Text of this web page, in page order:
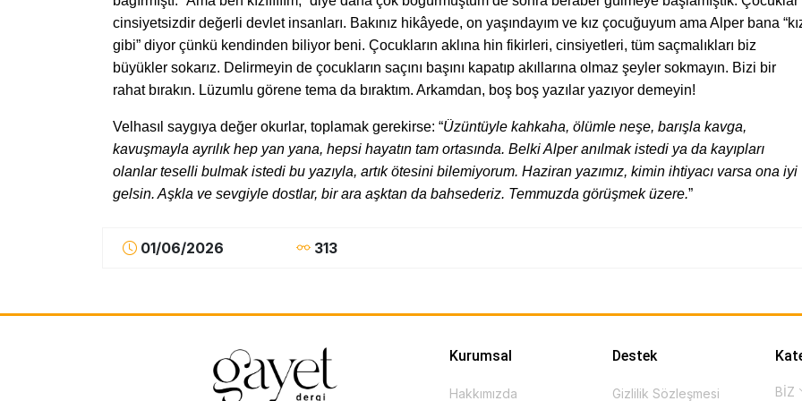
cinsiyetsizdir değerli devlet insanları. Bakınız hikâyede, on yaşındayım ve kız çocuğuyum ama Alper bana
gibi” diyor çünkü kendinden biliyor beni. Çocukların aklına hin fikirleri, cinsiyetleri, tüm saçmalıkları biz
büyükler sokarız. Delirmeyin de çocukların saçını başını kapatıp akıllarına olmaz şeyler sokmayın. Bizi bir
rahat bırakın. Lüzumlu görene tema da bıraktım. Arkamdan, boş boş yazılar yazıyor demeyin!
Velhasıl saygıya değer okurlar, toplamak gerekirse: “Üzüntüyle kahkaha, ölümle neşe, barışla kavga,
kavuşmayla ayrılık hep yan yana, hepsi hayatın tam ortasında. Belki Alper anılmak istedi ya da kayıpları
olanlar teselli bulmak istedi bu yazıyla, artık ötesini bilemiyorum. Haziran yazımız, kimin ihtiyacı varsa ona iyi
gelsin. Aşkla ve sevgiyle dostlar, bir ara aşktan da bahsederiz. Temmuzda görüşmek üzere.”
01/06/2026 313
Kurumsal
Hakkımızda
Destek
Gizlilik Sözleşmesi BİZ